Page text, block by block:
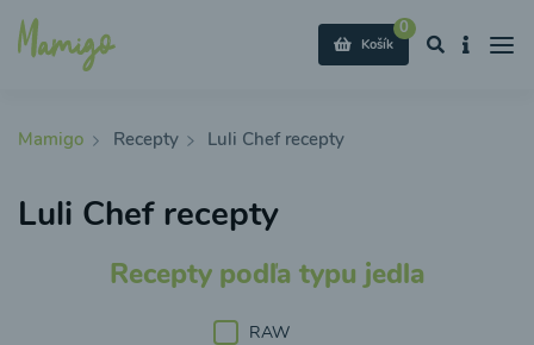
0
Košík
Mamigo Recepty Luli Chef recepty
Luli Chef recepty
Recepty podľa typu jedla
RAW